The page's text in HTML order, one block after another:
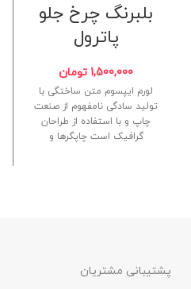
بلبرنگ چرخ جلو
پاترول
1,500,000 تومان
لورم ایپسوم متن ساختگی با
تولید سادگی نامفهوم از صنعت
چاپ و با استفاده از طراحان
گرافیک است چاپگرها و
پشتیبانی مشتریان